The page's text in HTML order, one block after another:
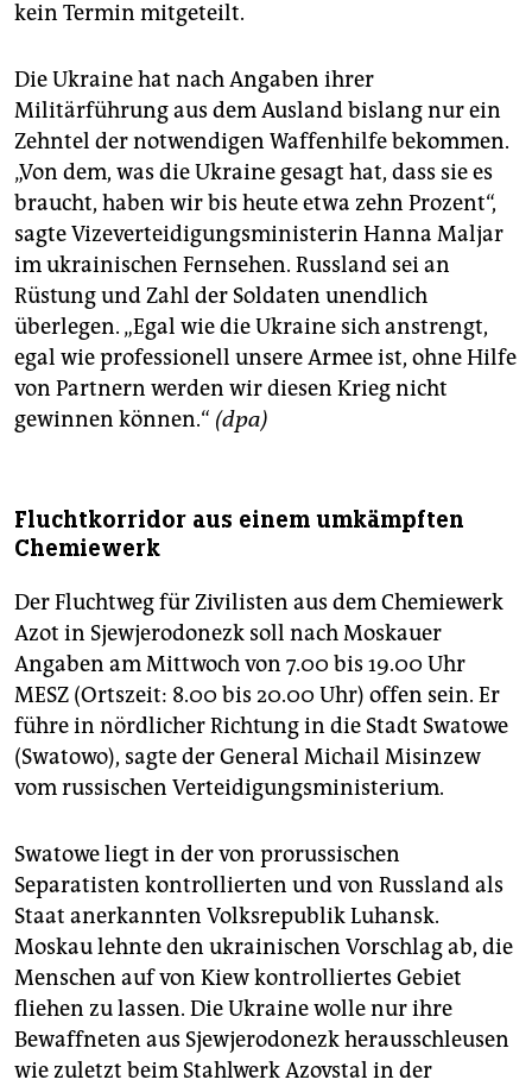
kein Termin mitgeteilt.
Die Ukraine hat nach Angaben ihrer
Militärführung aus dem Ausland bislang nur ein
Zehntel der notwendigen Waffenhilfe bekommen.
„Von dem, was die Ukraine gesagt hat, dass sie es
braucht, haben wir bis heute etwa zehn Prozent“,
sagte Vizeverteidigungsministerin Hanna Maljar
im ukrainischen Fernsehen. Russland sei an
Rüstung und Zahl der Soldaten unendlich
überlegen. „Egal wie die Ukraine sich anstrengt,
egal wie professionell unsere Armee ist, ohne Hilfe
von Partnern werden wir diesen Krieg nicht
gewinnen können.“ (dpa)
Fluchtkorridor aus einem umkämpften
Chemiewerk
Der Fluchtweg für Zivilisten aus dem Chemiewerk
Azot in Sjewjerodonezk soll nach Moskauer
Angaben am Mittwoch von 7.00 bis 19.00 Uhr
MESZ (Ortszeit: 8.00 bis 20.00 Uhr) offen sein. Er
führe in nördlicher Richtung in die Stadt Swatowe
(Swatowo), sagte der General Michail Misinzew
vom russischen Verteidigungsministerium.
Swatowe liegt in der von prorussischen
Separatisten kontrollierten und von Russland als
Staat anerkannten Volksrepublik Luhansk.
Moskau lehnte den ukrainischen Vorschlag ab, die
Menschen auf von Kiew kontrolliertes Gebiet
fliehen zu lassen. Die Ukraine wolle nur ihre
Bewaffneten aus Sjewjerodonezk herausschleusen
wie zuletzt beim Stahlwerk Azovstal in der